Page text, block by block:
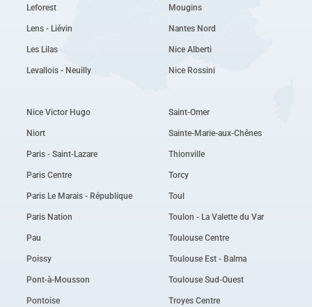
Leforest
Lens - Liévin
Les Lilas
Levallois - Neuilly
Mougins
Nantes Nord
Nice Alberti
Nice Rossini
Nice Victor Hugo
Niort
Paris - Saint-Lazare
Paris Centre
Paris Le Marais - République
Paris Nation
Pau
Poissy
Pont-à-Mousson
Pontoise
Saint-Omer
Sainte-Marie-aux-Chênes
Thionville
Torcy
Toul
Toulon - La Valette du Var
Toulouse Centre
Toulouse Est - Balma
Toulouse Sud-Ouest
Troyes Centre